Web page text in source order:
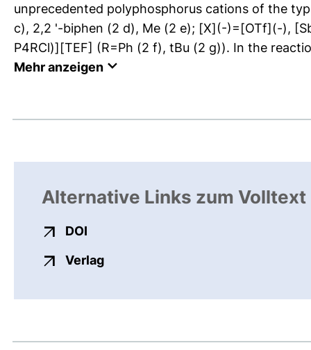
unprecedented polyphosphorus cations of the
c), 2,2 '-biphen (2 d), Me (2 e); [X](-)=[OTf](-),
P4RCl)][TEF] (R=Ph (2 f), tBu (2 g)). In the
Mehr anzeigen
Alternative Links zum Volltext
DOI
Verlagexterner Link, öffnet neues